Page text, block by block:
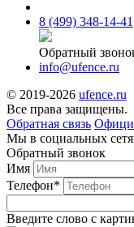
8 (499) 348-14-41
Обратный
info@ufence.ru
© 2019-2026 ufence.ru
Все права защищены.
Обратная связь
Мы в социальных
Обратный звонок
Имя
Телефон*
Введите слово c